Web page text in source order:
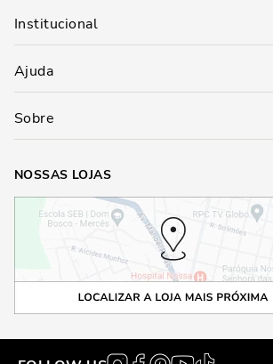
Institucional
Ajuda
Sobre
NOSSAS LOJAS